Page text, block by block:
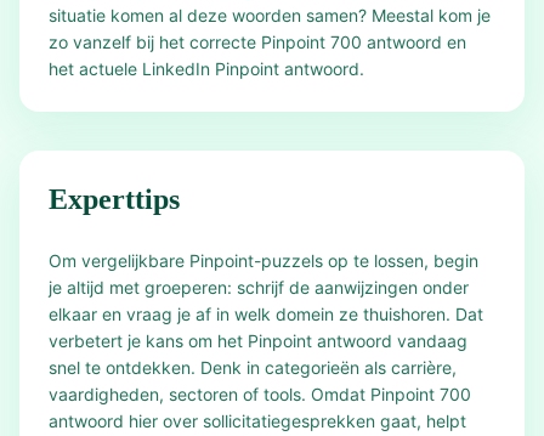
situatie komen al deze woorden samen? Meestal kom je
zo vanzelf bij het correcte Pinpoint 700 antwoord en
het actuele LinkedIn Pinpoint antwoord.
Experttips
Om vergelijkbare Pinpoint-puzzels op te lossen, begin
je altijd met groeperen: schrijf de aanwijzingen onder
elkaar en vraag je af in welk domein ze thuishoren. Dat
verbetert je kans om het Pinpoint antwoord vandaag
snel te ontdekken. Denk in categorieën als carrière,
vaardigheden, sectoren of tools. Omdat Pinpoint 700
antwoord hier over sollicitatiegesprekken gaat, helpt